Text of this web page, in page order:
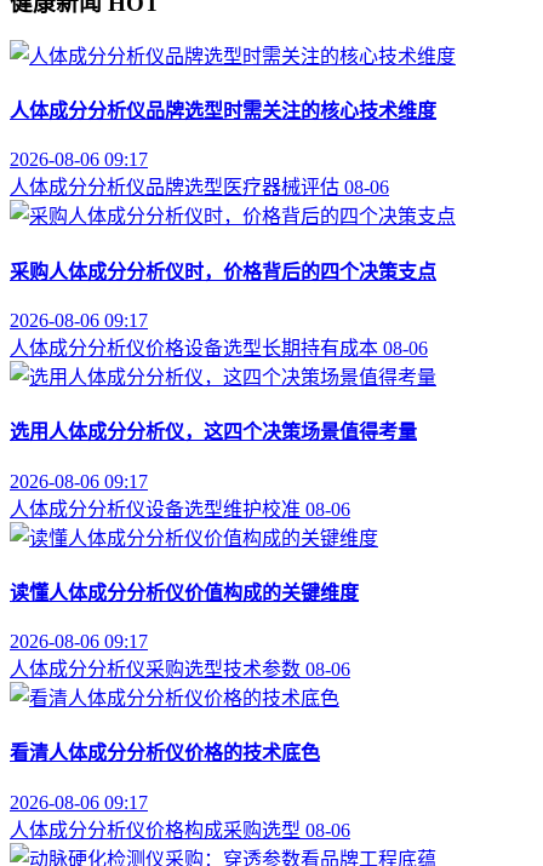
人体成分分析仪品牌选型时需关注的核心技术维度
2026-08-06 09:17
人体成分分析仪品牌选型 医疗器械评估 08-06
采购人体成分分析仪时，价格背后的四个决策支点
2026-08-06 09:17
人体成分分析仪价格设备选型长期持有成本 08-06
选用人体成分分析仪，这四个决策场景值得考量
2026-08-06 09:17
人体成分分析仪设备选型维护校准 08-06
读懂人体成分分析仪价值构成的关键维度
2026-08-06 09:17
人体成分分析仪采购选型技术参数 08-06
看清人体成分分析仪价格的技术底色
2026-08-06 09:17
人体成分分析仪价格构成采购选型 08-06